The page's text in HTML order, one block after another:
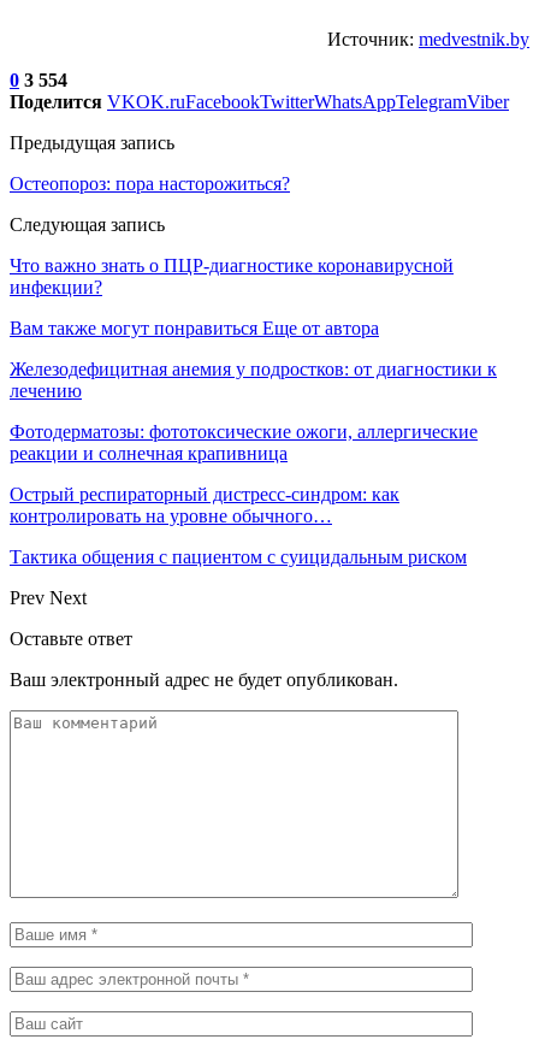
Источник: medvestnik.by
0 3 554
Поделится VKOK.ruFacebookTwitterWhatsAppTelegramViber
Предыдущая запись
Остеопороз: пора насторожиться?
Следующая запись
Что важно знать о ПЦР-диагностике коронавирусной
инфекции?
Вам также могут понравиться Еще от автора
Железодефицитная анемия у подростков: от диагностики к
лечению
Фотодерматозы: фототоксические ожоги, аллергические
реакции и солнечная крапивница
Острый респираторный дистресс-синдром: как
контролировать на уровне обычного…
Тактика общения с пациентом с суицидальным риском
Prev Next
Оставьте ответ
Ваш электронный адрес не будет опубликован.